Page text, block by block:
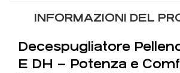
INFORMAZIONI DEL
Decespugliatore
E DH – Potenza e